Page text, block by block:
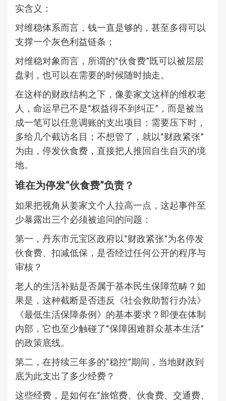
实含义：
对维稳体系而言，钱一直是够的，甚至多得可以
支撑一个灰色利益链条；
对维稳对象而言，所谓的“伙食费”既可以被层层
盘剥，也可以在需要的时候随时抽走。
在这样的财政结构之下，像姜家文这样的维权老
人，命运早已不是“权益得不到纠正”，而是被当
成一笔可以任意调账的支出项目：需要压下时，
多给几个截访名目；不想管了，就以“财政紧张”
为由，停发伙食费，直接把人推回自生自灭的境
地。
谁在为停发“伙食费”负责？
如果把视角从姜家文个人拉高一点，这起事件至
少暴露出三个必须被追问的问题：
第一，丹东市元宝区政府以“财政紧张”为名停发
伙食费、扣减低保，是否经过任何公开的程序与
审核？
老人的生活补贴是否属于基本民生保障范畴？如
果是，这种截断是否违反《社会救助暂行办法》
《最低生活保障条例》的基本要求？即便在体制
内部，它也至少触碰了“保障困难群众基本生活”
的政策底线。
第二，在持续三年多的“稳控”期间，当地财政到
底为此支出了多少经费？
这些经费，是如何在“旅馆费、伙食费、交通费、